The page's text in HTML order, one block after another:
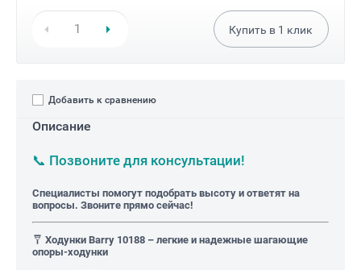
Купить в 1 клик
Добавить к сравнению
Описание
📞 Позвоните для консультации!
Специалисты помогут подобрать высоту и ответят на
вопросы. Звоните прямо сейчас!
🩼 Ходунки Barry 10188 – легкие и надежные шагающие
опоры-ходунки